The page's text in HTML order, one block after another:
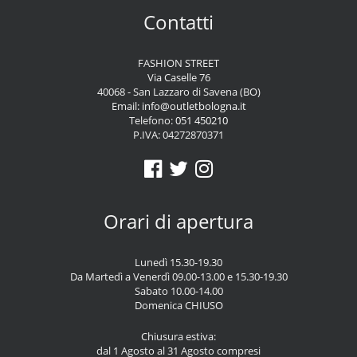
Contatti
FASHION STREET
Via Caselle 76
40068 - San Lazzaro di Savena (BO)
Email: info@outletbologna.it
Telefono:051 450210
P.IVA: 04272870371
Orari di apertura
Lunedì 15.30-19.30
Da Martedì a Venerdì 09.00-13.00 e 15.30-19.30
Sabato 10.00-14.00
Domenica CHIUSO
Chiusura estiva:
dal 1 Agosto al 31 Agosto compresi